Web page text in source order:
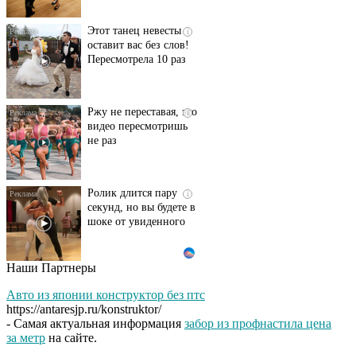
i
Этот танец невесты
оставит вас без слов!
Пересмотрела 10 раз
i
Ржу не переставая, это
видео пересмотришь
не раз
i
Ролик длится пару
секунд, но вы будете в
шоке от увиденного
Ролик из Омска: вы
будете смеяться долго
Наши Партнеры
Авто из японии конструктор без птс
https://antaresjp.ru/konstruktor/
- Самая актуальная информация забор из профнастила цена
за метр на сайте.